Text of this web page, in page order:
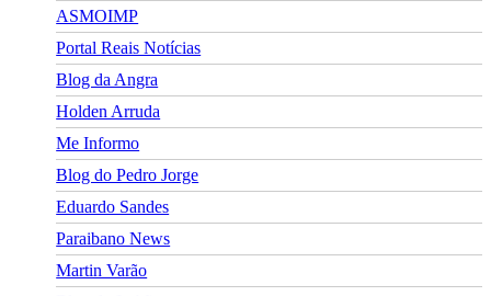
ASMOIMP
Portal Reais Notí­cias
Blog da Angra
Holden Arruda
Me Informo
Blog do Pedro Jorge
Eduardo Sandes
Paraibano News
Martin Varão